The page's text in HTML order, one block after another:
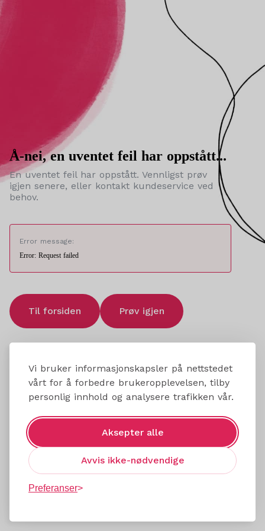
Vi bruker informasjonskapsler på nettstedet
vårt for å forbedre brukeropplevelsen, tilby
personlig innhold og analysere trafikken vår.
Aksepter alle
Avvis ikke-nødvendige
Preferanser
Å-nei, en uventet feil har oppstått...
En uventet feil har oppstått. Vennligst prøv
igjen senere, eller kontakt kundeservice ved
behov.
Error message:
Error: Request failed
Til forsiden Prøv igjen